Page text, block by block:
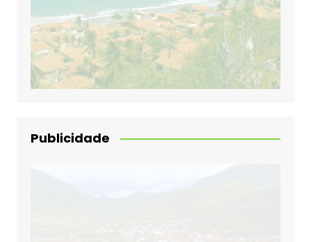
Publicidade